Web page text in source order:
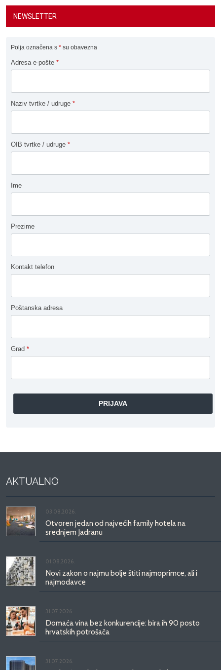
NEWSLETTER
Polja označena s * su obavezna
Adresa e-pošte *
Naziv tvrtke / udruge *
OIB tvrtke / udruge *
Ime
Prezime
Kontakt telefon
Poštanska adresa
Grad *
AKTUALNO
03.08.2026.
Otvoren jedan od najvećih family hotela na
srednjem Jadranu
01.08.2026.
Novi zakon o najmu bolje štiti najmoprimce, ali i
najmodavce
31.07.2026.
Domaća vina bez konkurencije: bira ih 90 posto
hrvatskih potrošača
31.07.2026.